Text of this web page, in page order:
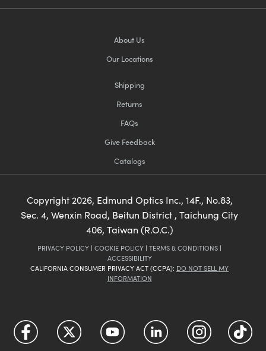
About Us
Our Locations
Shipping
Returns
FAQs
Give Feedback
Catalogs
Copyright 2026, Edmund Optics Inc., 14F., No.83,
Sec. 4, Wenxin Road, Beitun District , Taichung City
406, Taiwan (R.O.C.)
PRIVACY POLICY | COOKIE POLICY | TERMS & CONDITIONS |
ACCESSIBILITY
CALIFORNIA CONSUMER PRIVACY ACT (CCPA): DO NOT SELL MY
INFORMATION